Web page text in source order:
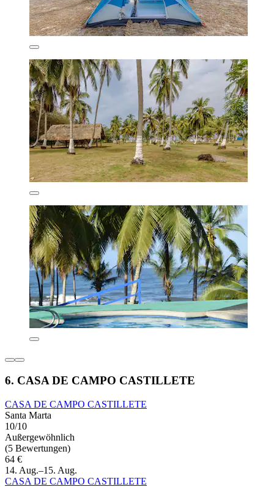
6. CASA DE CAMPO CASTILLETE
CASA DE CAMPO CASTILLETE
Santa Marta
10/10
Außergewöhnlich
(5 Bewertungen)
64 €
14. Aug.–15. Aug.
CASA DE CAMPO CASTILLETE